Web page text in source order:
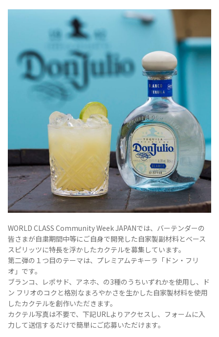
Tequila Journal SNS 在日メキシコ大使館 SNS
About テキーラとは
テキーラのつくり方
テキーラの飲み方 テキーラマップ
メキシコ料理 メキシコ旅行
WORLD CLASS Community Week JAPANでは、バーテンダーの
皆さまが自粛期間中等にご自身で開発した自家製副材料とベース
スピリッツに特長を浮かしたカクテルを募集しています。
第二弾の１つ目のテーマは、プレミアムテキーラ「ドン・フリ
オ」です。
ブランコ、レポサド、アネホ、の3種のうちいずれかを使用し、ド
ン フリオのコクと格別なまろやかさを生かした自家製材料を使用
したカクテルを創作いただきます。
カクテル写真は不要で、下記URLよりアクセスし、フォームに入
力して送信するだけで簡単にご応募いただけます。